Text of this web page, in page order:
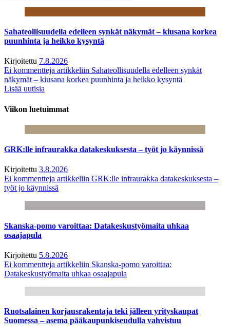
Sahateollisuudella edelleen synkät näkymät – kiusana korkea
puunhinta ja heikko kysyntä
Kirjoitettu 7.8.2026
Ei kommentteja artikkeliin Sahateollisuudella edelleen synkät
näkymät – kiusana korkea puunhinta ja heikko kysyntä
Lisää uutisia
Viikon luetuimmat
GRK:lle infraurakka datakeskuksesta – työt jo käynnissä
Kirjoitettu 3.8.2026
Ei kommentteja artikkeliin GRK:lle infraurakka datakeskuksesta –
työt jo käynnissä
Skanska-pomo varoittaa: Datakeskustyömaita uhkaa
osaajapula
Kirjoitettu 5.8.2026
Ei kommentteja artikkeliin Skanska-pomo varoittaa:
Datakeskustyömaita uhkaa osaajapula
Ruotsalainen korjausrakentaja teki jälleen yrityskaupat
Suomessa – asema pääkaupunkiseudulla vahvistuu